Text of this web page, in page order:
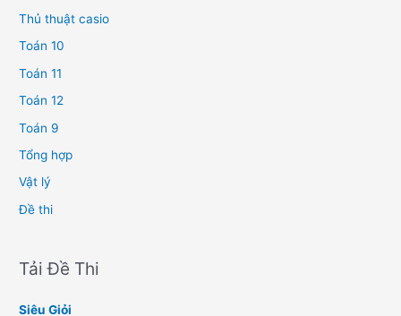
Thủ thuật casio
Toán 10
Toán 11
Toán 12
Toán 9
Tổng hợp
Vật lý
Đề thi
Tải Đề Thi
Siêu Giỏi